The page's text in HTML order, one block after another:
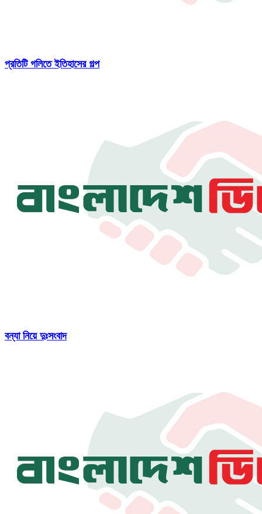
প্রতিটি গলিতে ইতিহাসের গল্প
বন্যা নিয়ে দুঃসংবাদ